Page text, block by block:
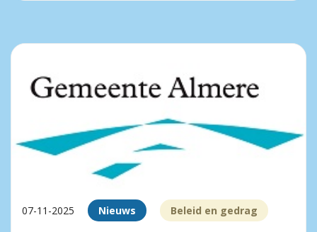
07-11-2025 Nieuws Beleid en gedrag